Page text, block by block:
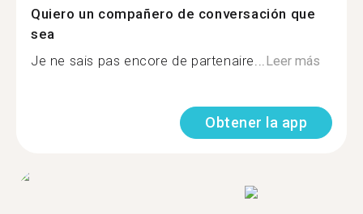
Quiero un compañero de conversación que
sea
Je ne sais pas encore de partenaire...Leer más
Obtener la app